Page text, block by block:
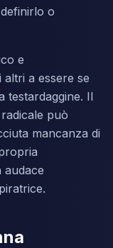
o
e
a essere se
testardaggine. Il
può
mancanza di
audace